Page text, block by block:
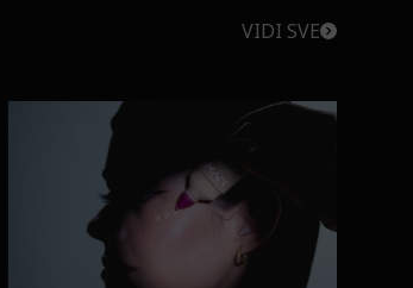
VIDI SVE